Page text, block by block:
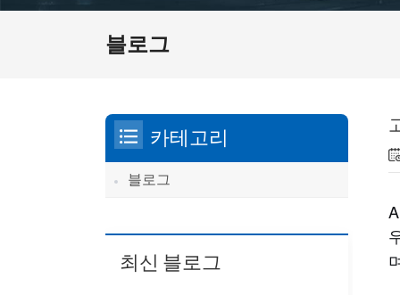
블로그
카테고리
블로그
최신 블로그